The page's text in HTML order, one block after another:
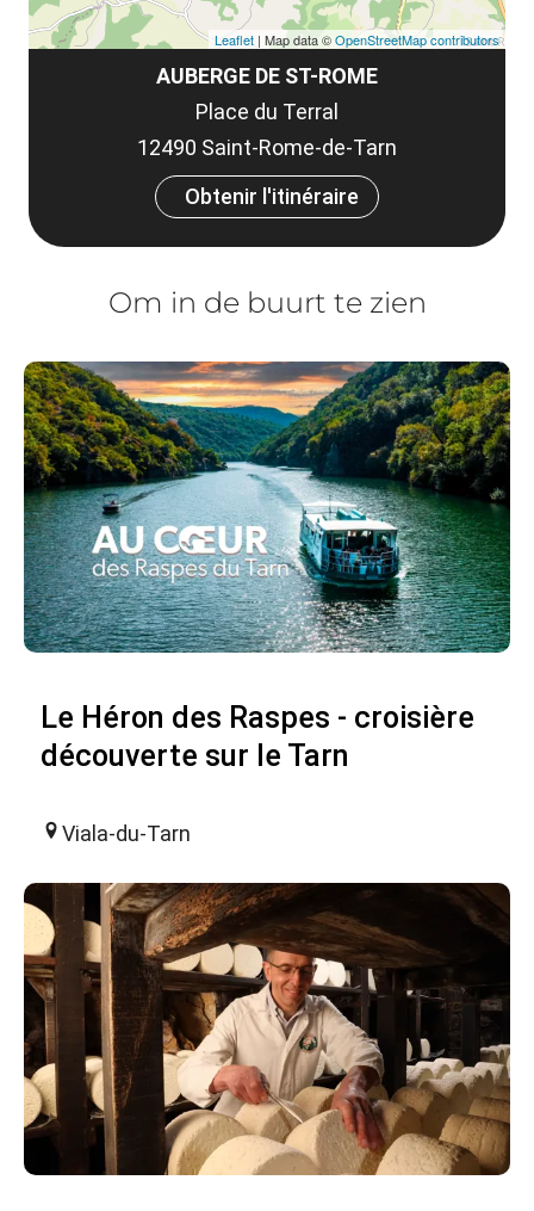
AUBERGE DE ST-ROME
Place du Terral
12490 Saint-Rome-de-Tarn
Obtenir l'itinéraire
Leaflet | Map data ©OpenStreetMap contributors
Om in de buurt te zien
Le Héron des Raspes - croisière
découverte sur le Tarn
Viala-du-Tarn